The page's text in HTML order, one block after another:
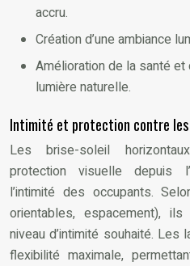
accru.
Création d’une ambiance
Amélioration de la santé
lumière naturelle.
Intimité et protection contre
Les brise-soleil
protection visuelle depuis
l’intimité des occupants.
orientables, espacement),
niveau d’intimité souhaité.
flexibilité maximale,